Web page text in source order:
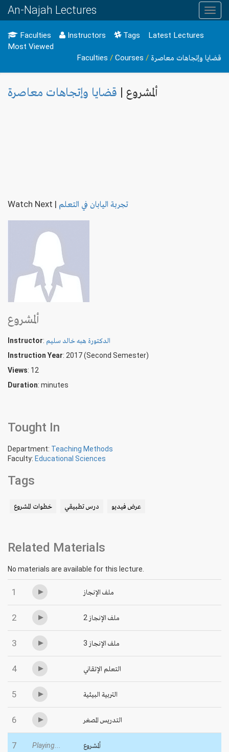
An-Najah Lectures
Faculties Instructors Tags
Latest Lectures
Most Viewed
Faculties / Courses / قضايا وإتجاهات معاصرة
ألمشروع | قضايا وإتجاهات معاصرة
Watch Next | تجربة اليابان في التعلم
ألمشروع
Instructor: الدكتورة هبه خالد سليم
Instruction Year: 2017 (Second Semester)
Views: 12
Duration: minutes
Tought In
Department: Teaching Methods
Faculty: Educational Sciences
Tags
خطوات المشروع درس تطبيقي عرض فيديو
Related Materials
No materials are available for this lecture.
1 ملف الإنجاز
2 ملف الإنجاز 2
3 ملف الإنجاز 3
4 التعلم الإتقاني
5 التربية البيئية
6 التدريس المصغر
7 Playing... ألمشروع